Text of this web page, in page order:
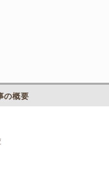
の概要